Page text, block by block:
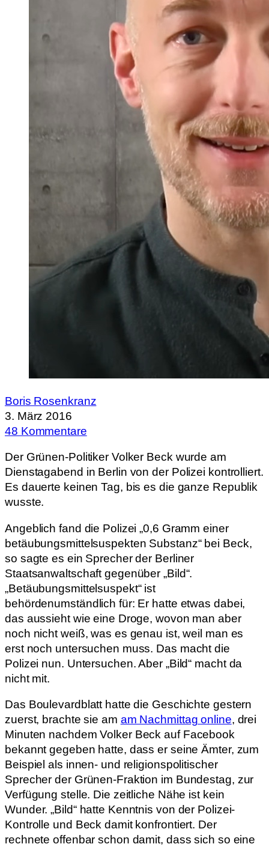
Boris Rosenkranz
3. März 2016
48 Kommentare
Der Grünen-Politiker Volker Beck wurde am
Dienstagabend in Berlin von der Polizei kontrolliert.
Es dauerte keinen Tag, bis es die ganze Republik
wusste.
Angeblich fand die Polizei „0,6 Gramm einer
betäubungsmittelsuspekten Substanz“ bei Beck,
so sagte es ein Sprecher der Berliner
Staatsanwaltschaft gegenüber „Bild“.
„Betäubungsmittelsuspekt“ ist
behördenumständlich für: Er hatte etwas dabei,
das aussieht wie eine Droge, wovon man aber
noch nicht weiß, was es genau ist, weil man es
erst noch untersuchen muss. Das macht die
Polizei nun. Untersuchen. Aber „Bild“ macht da
nicht mit.
Das Boulevardblatt hatte die Geschichte gestern
zuerst, brachte sie am am Nachmittag online, drei
Minuten nachdem Volker Beck auf Facebook
bekannt gegeben hatte, dass er seine Ämter, zum
Beispiel als innen- und religionspolitischer
Sprecher der Grünen-Fraktion im Bundestag, zur
Verfügung stelle. Die zeitliche Nähe ist kein
Wunder. „Bild“ hatte Kenntnis von der Polizei-
Kontrolle und Beck damit konfrontiert. Der
rechnete offenbar schon damit, dass sich so eine